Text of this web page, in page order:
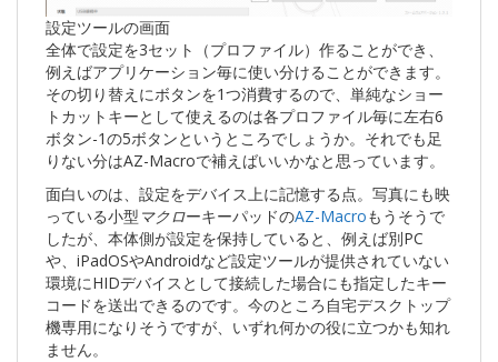
設定ツールの画面
全体で設定を3セット（プロファイル）作ることができ、
例えばアプリケーション毎に使い分けることができます。
その切り替えにボタンを1つ消費するので、単純なショー
トカットキーとして使えるのは各プロファイル毎に左右6
ボタン-1の5ボタンというところでしょうか。それでも足
りない分はAZ-Macroで補えばいいかなと思っています。
面白いのは、設定をデバイス上に記憶する点。写真にも映
っている小型 マクローキーパッドのAZ-Macroもうそうで
したが、本体側が設定を保持していると、例えば別PC
や、iPadOSやAndroidなど設定ツールが提供されていない
環境にHIDデバイスとして接続した場合にも指定したキー
コードを送出できるのです。今のところ自宅デスクトップ
機専用になりそうですが、いずれ何かの役に立つかも知れ
ません。